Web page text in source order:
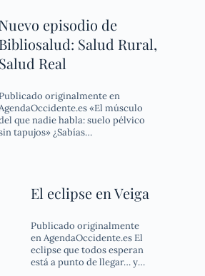
Nuevo episodio de
Bibliosalud: Salud Rural,
Salud Real
originalmente en
«El músculo
que nadie habla: suelo pélvico
tapujos» ¿Sabías…
El eclipse en Veiga
Publicado originalmente
en AgendaOccidente.es El
eclipse que todos esperan
está a punto de llegar… y…